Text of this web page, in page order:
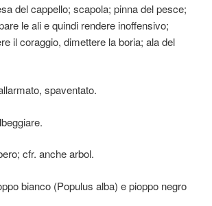
del cappello; scapola; pinna del pesce;
le ali e quindi rendere inoffensivo;
il coraggio, dimettere la boria; ala del
spaventato.
cfr. anche arbol.
bianco (Populus alba) e pioppo negro